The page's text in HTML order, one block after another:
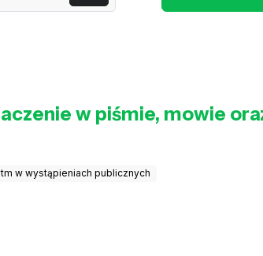
w piśmie, mowie
w wystąpieniach publicznych